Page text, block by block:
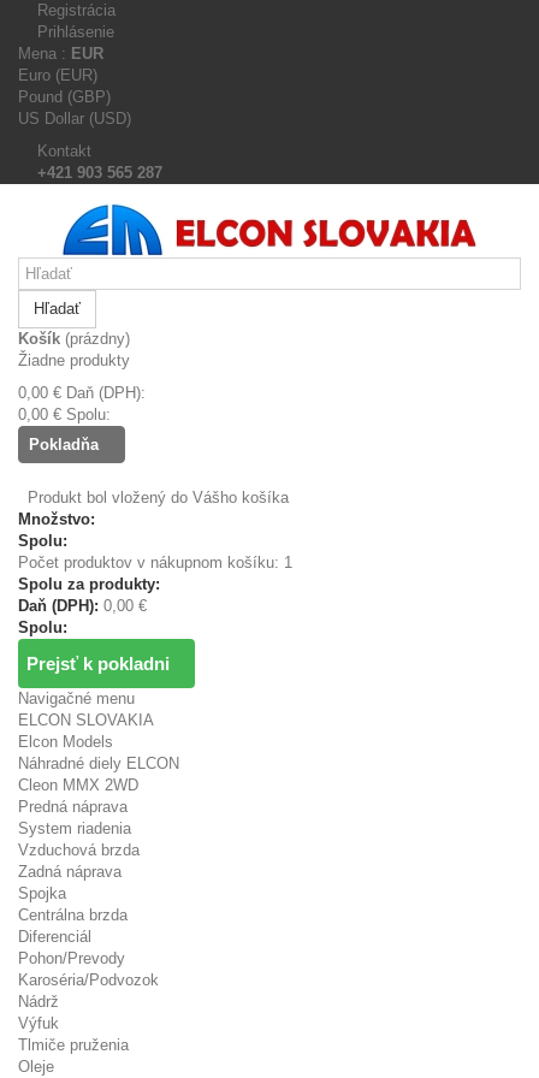
Registrácia
Prihlásenie
Mena : EUR
Euro (EUR)
Pound (GBP)
US Dollar (USD)
Kontakt
+421 903 565 287
Hľadať
Košík (prázdny)
Žiadne produkty
0,00 € Daň (DPH):
0,00 € Spolu:
Pokladňa
Produkt bol vložený do Vášho košíka
Množstvo:
Spolu:
Počet produktov v nákupnom košíku: 1
Spolu za produkty:
Daň (DPH): 0,00 €
Spolu:
Prejsť k pokladni
Navigačné menu
ELCON SLOVAKIA
Elcon Models
Náhradné diely ELCON
Cleon MMX 2WD
Predná náprava
System riadenia
Vzduchová brzda
Zadná náprava
Spojka
Centrálna brzda
Diferenciál
Pohon/Prevody
Karoséria/Podvozok
Nádrž
Výfuk
Tlmiče pruženia
Oleje